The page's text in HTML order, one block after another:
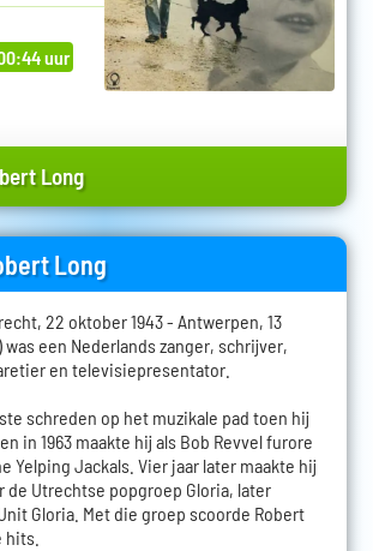
uur
Long
Long
22 oktober 1943 - Antwerpen, 13
een Nederlands zanger, schrijver,
en televisiepresentator.
schreden op het muzikale pad toen hij
in 1963 maakte hij als Bob Revvel furore
Yelping Jackals. Vier jaar later maakte hij
de Utrechtse popgroep Gloria, later
Gloria. Met die groep scoorde Robert